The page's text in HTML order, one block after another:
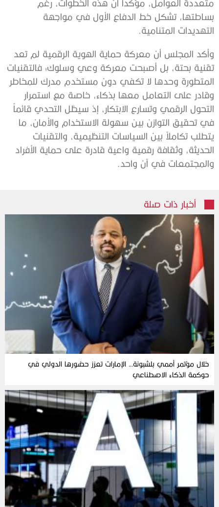
متعددة العوامل، مؤكداً أن هذه الخطوات، رغم
بساطتها، تشكل خط الدفاع الأول في مواجهة
التهديدات المتنامية.
وأكد المجلس أن معركة حماية الهوية الرقمية لم تعد
تقنية بحتة، بل أصبحت معركة وعي وسلوك؛ فالتقنيات
المتطورة وحدها لا تكفي دون مستخدم مدرك للمخاطر
وقادر على التعامل معها بذكاء، خاصة مع استمرار
التحول الرقمي وتسارع الابتكار، إذ سيظل التحدي قائماً
في تحقيق التوازن بين سهولة الاستخدام والأمان، ما
يتطلب تكاملاً بين السياسات التنظيمية، والتقنيات
الحديثة، وثقافة رقمية واعية قادرة على حماية الأفراد
والمجتمعات في آن واحد.
أخبار ذات صلة
خلال مؤتمر أممي بلشبونة… الإمارات تعزز حضورها الدولي في
حوكمة الذكاء الاصطناعي